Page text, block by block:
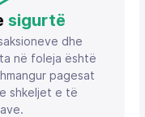
sigurtë
dhe
në foleja është
pagesat
shkeljet e të